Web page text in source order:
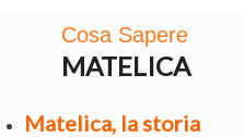
Cosa Sapere
MATELICA
Matelica, la storia